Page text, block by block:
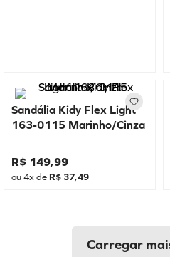
Sandália Kidy Flex Light
163-0115 Marinho/Cinza
R$ 149,99
ou4x de R$ 37,49